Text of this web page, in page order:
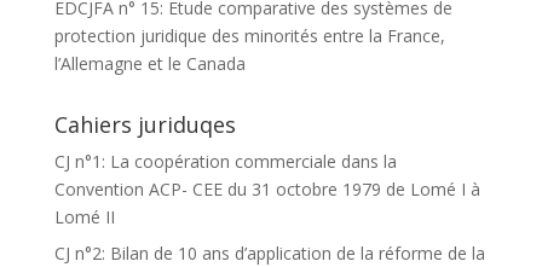
EDCJFA n° 15: Etude comparative des systèmes de
protection juridique des minorités entre la France,
l’Allemagne et le Canada
Cahiers juriduqes
CJ n°1: La coopération commerciale dans la
Convention ACP- CEE du 31 octobre 1979 de Lomé I à
Lomé II
CJ n°2: Bilan de 10 ans d’application de la réforme de la